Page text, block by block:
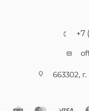
+7
663302,